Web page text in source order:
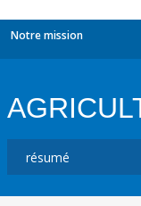
Notre mission